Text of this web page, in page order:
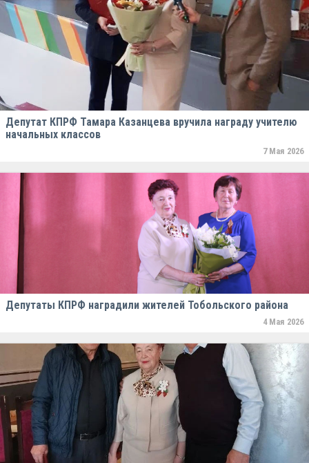
Депутат КПРФ Тамара Казанцева вручила награду учителю
начальных классов
7 Мая 2026
Депутаты КПРФ наградили жителей Тобольского района
4 Мая 2026